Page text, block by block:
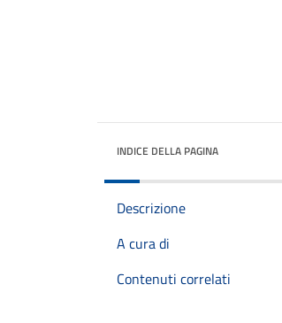
INDICE DELLA PAGINA
Descrizione
A cura di
Contenuti correlati